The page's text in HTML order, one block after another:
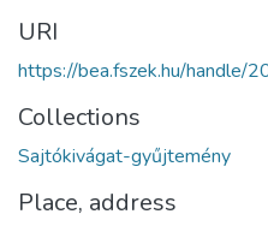
URI
https://bea.fszek.hu/
Collections
Sajtókivágat-gyűjtemény
Place, address